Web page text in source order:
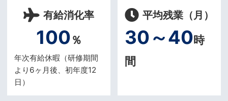
有給消化率
100％
年次有給休暇（研修期間
より6ヶ月後、初年度12
日）
平均残業（月）
30～40時
間